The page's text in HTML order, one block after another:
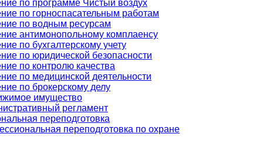
по программе Чистый воздух
по горноспасательным работам
по водным ресурсам
антимонопольному комплаенсу
по бухгалтерскому учету
по юридической безопасности
по контролю качества
по медицинской деятельности
по брокерскому делу
имущество
регламент
переподготовка
переподготовка по охране